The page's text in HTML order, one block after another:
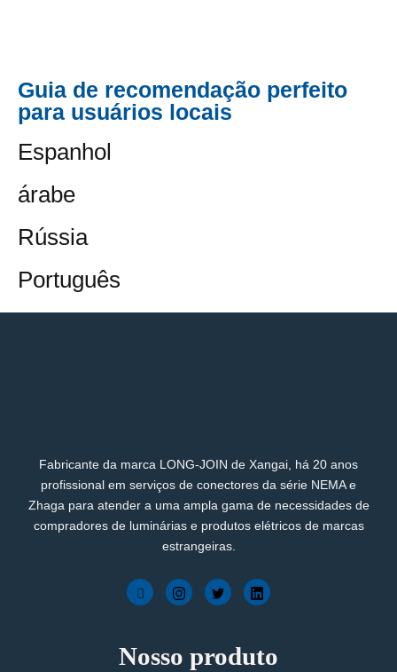
Guia de recomendação perfeito
para usuários locais
Espanhol
árabe
Rússia
Português
Fabricante da marca LONG-JOIN de Xangai, há 20 anos
profissional em serviços de conectores da série NEMA e
Zhaga para atender a uma ampla gama de necessidades de
compradores de luminárias e produtos elétricos de marcas
estrangeiras.
Nosso produto